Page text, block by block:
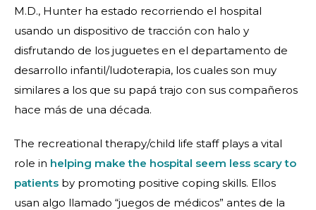
M.D., Hunter ha estado recorriendo el hospital
usando un dispositivo de tracción con halo y
disfrutando de los juguetes en el departamento de
desarrollo infantil/ludoterapia, los cuales son muy
similares a los que su papá trajo con sus compañeros
hace más de una década.
The recreational therapy/child life staff plays a vital
role in helping make the hospital seem less scary to
patients by promoting positive coping skills. Ellos
usan algo llamado “juegos de médicos” antes de la